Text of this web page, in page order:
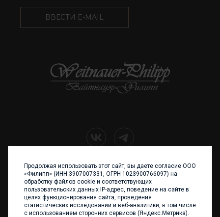
ВВЕСТИ E-MAIL
+7 (4012) 960 898
236017 Калининград,
ул. Каштановая аллея, 47
Телефон: +7 4012 960 898,
+7 4012 960 856
Продолжая использовать этот сайт, вы даете согласие ООО
«Филипп» (ИНН 3907007331, ОГРН 1023900766097) на
обработку файлов cookie и соответствующих
пользовательских данных IP-адрес, поведение на сайте в
целях функционирования сайта, проведения
статистических исследований и веб-аналитики, в том числе
с использованием сторонних сервисов (Яндекс.Метрика).